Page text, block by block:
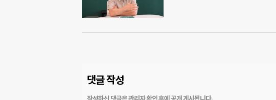
댓글 작성